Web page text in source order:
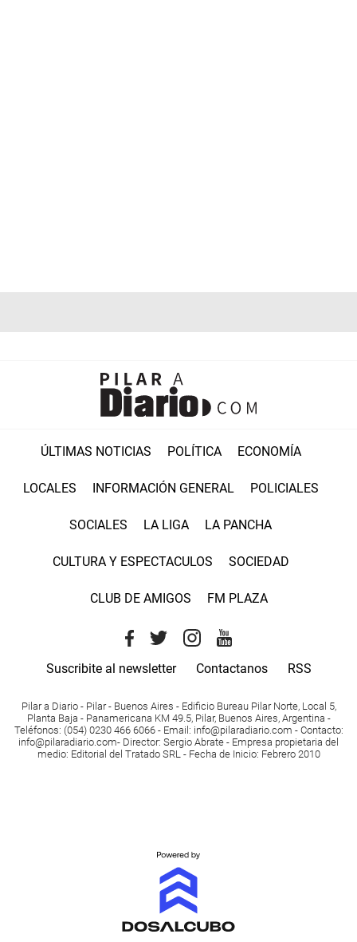
ÚLTIMAS NOTICIAS POLÍTICA ECONOMÍA
LOCALES INFORMACIÓN GENERAL POLICIALES
SOCIALES LA LIGA LA PANCHA
CULTURA Y ESPECTACULOS SOCIEDAD
CLUB DE AMIGOS FM PLAZA
Suscribite al newsletter Contactanos RSS
Pilar a Diario - Pilar - Buenos Aires - Edificio Bureau Pilar Norte, Local 5,
Planta Baja - Panamericana KM 49.5, Pilar, Buenos Aires, Argentina -
Teléfonos: (054) 0230 466 6066 - Email : info@pilaradiario.com - Contacto:
info@pilaradiario.com- Director: Sergio Abrate - Empresa propietaria del
medio: Editorial del Tratado SRL - Fecha de Inicio: Febrero 2010